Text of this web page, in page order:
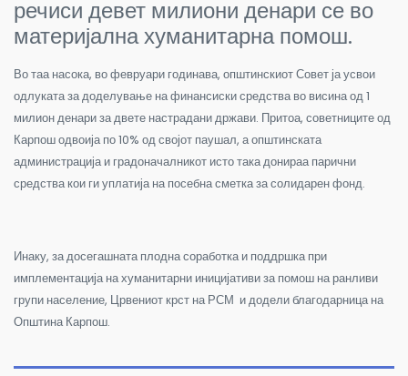
речиси девет милиони денари се во
материјална хуманитарна помош.
Во таа насока, во февруари годинава, општинскиот Совет ја усвои
одлуката за доделување на финансиски средства во висина од 1
милион денари за двете настрадани држави. Притоа, советниците од
Карпош одвоија по 10% од својот паушал, а општинската
администрација и градоначалникот исто така донираа парични
средства кои ги уплатија на посебна сметка за солидарен фонд.
Инаку, за досегашната плодна соработка и поддршка при
имплементација на хуманитарни иницијативи за помош на ранливи
групи население, Црвениот крст на РСМ и додели благодарница на
Општина Карпош.